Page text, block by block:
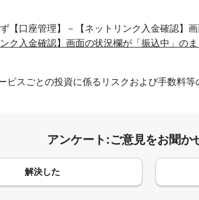
【口座管理】－【ネットリンク入金確認】画
ンク入金確認】画面の状況欄が「振込中」の
ビスごとの投資に係るリスクおよび手数料等
アンケート:ご意見をお聞か
解決した
メント